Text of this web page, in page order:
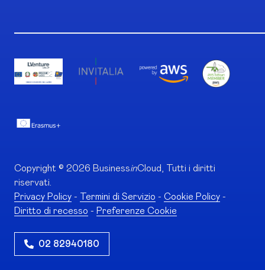
Copyright © 2026 BusinessinCloud, Tutti i diritti
riservati.
Privacy Policy - Termini di Servizio - Cookie Policy -
Diritto di recesso - Preferenze Cookie
02 82940180